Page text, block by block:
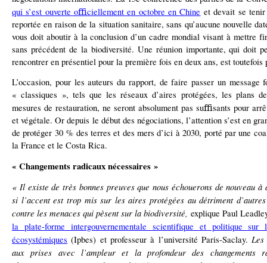
qui s’est ouverte oﬃciellement en octobre en Chine et devait se
reportée en raison de la situation sanitaire, sans qu’aucune nouvelle
vous doit aboutir à la conclusion d’un cadre mondial visant à mettre fi
sans précédent de la biodiversité. Une réunion importante, qui doit
rencontrer en présentiel pour la première fois en deux ans, est
L’occasion, pour les auteurs du rapport, de faire passer un message
« classiques », tels que les réseaux d’aires protégées, les plans
mesures de restauration, ne seront absolument pas suﬃsants pour arrê
et végétale. Or depuis le début des négociations, l’attention s’est en
de protéger 30 % des terres et des mers d’ici à 2030, porté par une
la France et le Costa Rica.
« Changements radicaux nécessaires »
« Il existe de très bonnes preuves que nous échouerons de nouveau
si l’accent est trop mis sur les aires protégées au détriment
contre les menaces qui pèsent sur la biodiversité, explique Paul
la plate-forme intergouvernementale scientifique et politique sur
écosystémiques (Ipbes) et professeur à l’université Paris-Saclay.Les
aux prises avec l’ampleur et la profondeur des changements